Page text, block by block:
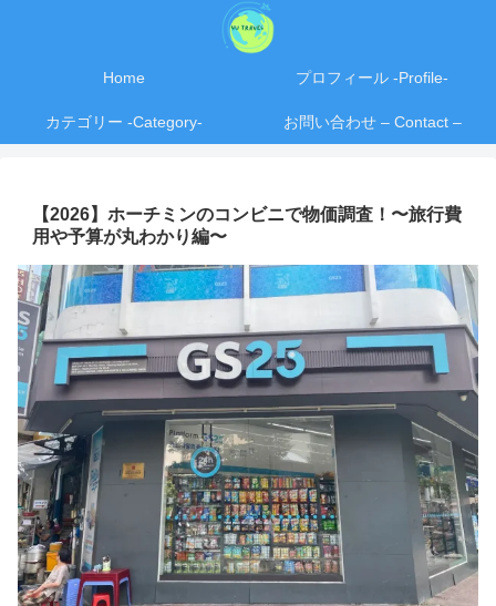
Home プロフィール -Profile-
カテゴリー -Category- お問い合わせ – Contact –
【2026】ホーチミンのコンビニで物価調査！〜旅行費
用や予算が丸わかり編〜